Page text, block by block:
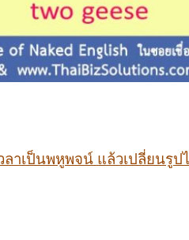
ลาเป็นพหูพจน์ แล้วเปลี่ยนรูป